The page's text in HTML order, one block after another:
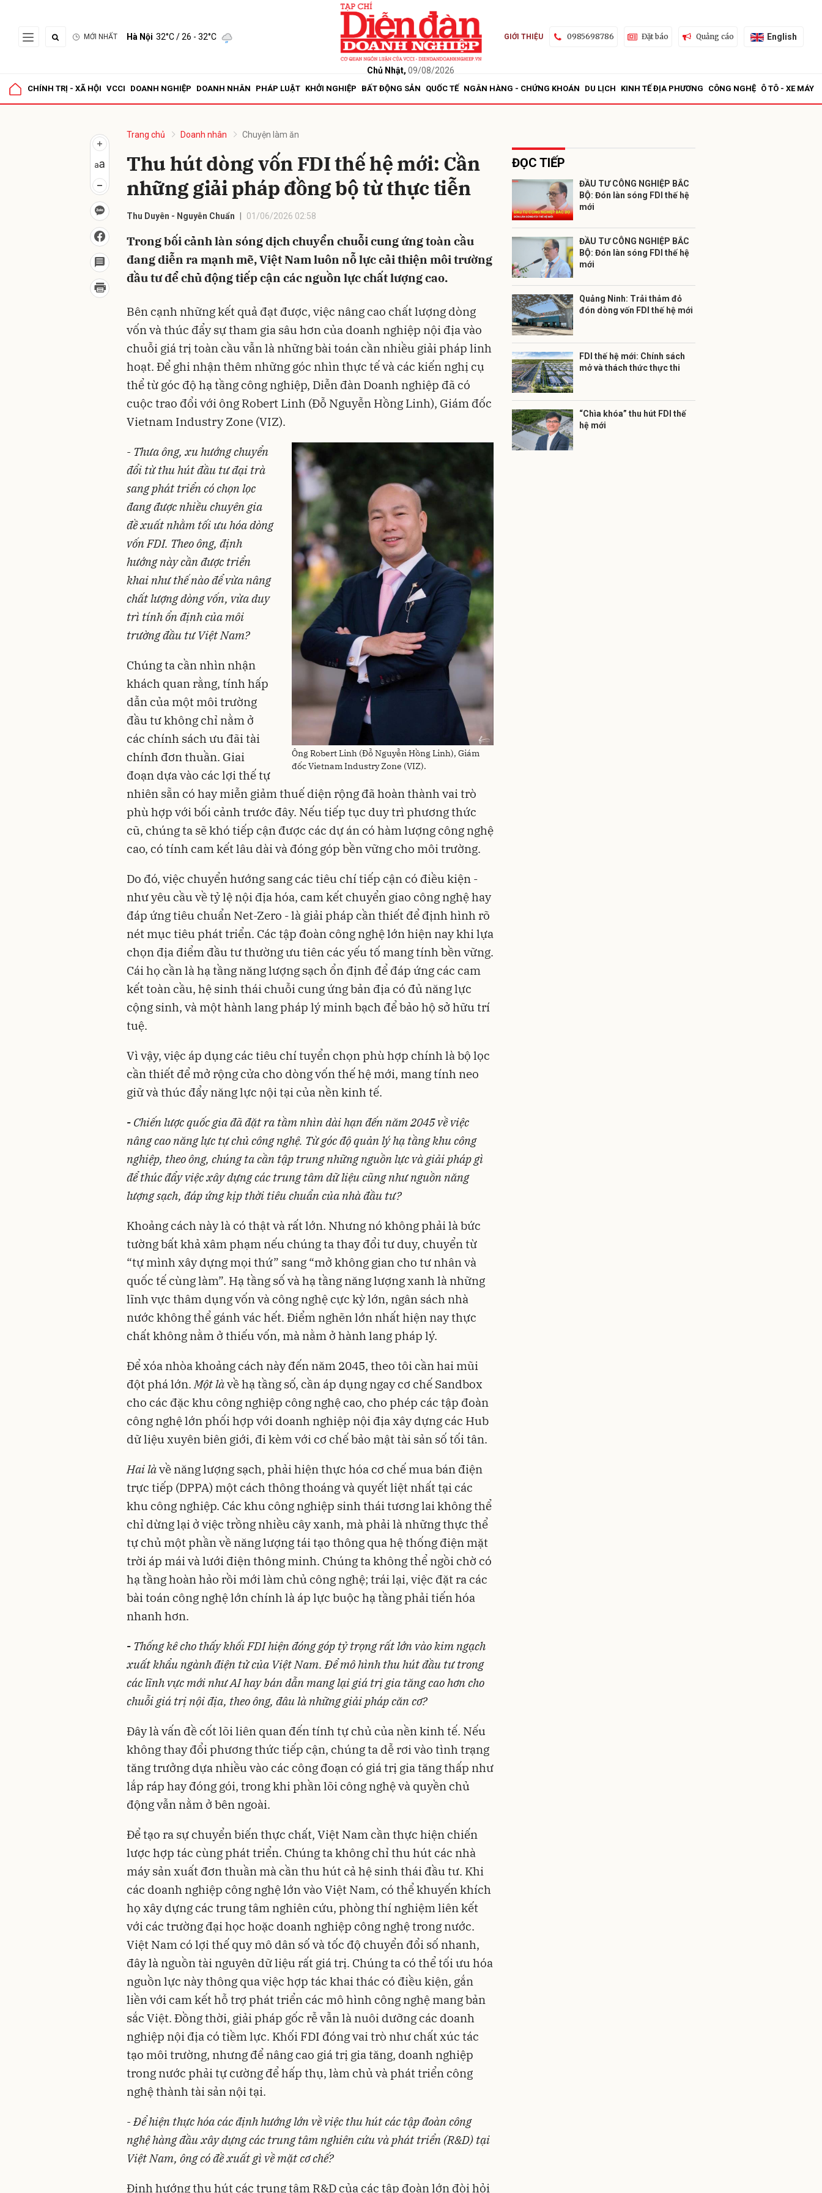
MỚI NHẤT Hà Nội 32°C/ 26 - 32°C
Chủ Nhật, 09/08/2026
GIỚI THIỆU 0985698786 Đặt báo Quảng cáo English
CHÍNH TRỊ - XÃ HỘI VCCI DOANH NGHIỆP DOANH NHÂN PHÁP LUẬT KHỞI NGHIỆP BẤT ĐỘNG SẢN QUỐC TẾ NGÂN HÀNG - CHỨNG KHOÁN DU LỊCH KINH TẾ ĐỊA PHƯƠNG CÔNG NGHỆ Ô TÔ - XE MÁY
Trang chủ Doanh nhân Chuyện làm ăn
Thu hút dòng vốn FDI thế hệ mới: Cần
những giải pháp đồng bộ từ thực tiễn
Thu Duyên - Nguyễn Chuẩn 01/06/2026 02:58
Trong bối cảnh làn sóng dịch chuyển chuỗi cung ứng toàn cầu
đang diễn ra mạnh mẽ, Việt Nam luôn nỗ lực cải thiện môi trường
đầu tư để chủ động tiếp cận các nguồn lực chất lượng cao.
Bên cạnh những kết quả đạt được, việc nâng cao chất lượng dòng
vốn và thúc đẩy sự tham gia sâu hơn của doanh nghiệp nội địa vào
chuỗi giá trị toàn cầu vẫn là những bài toán cần nhiều giải pháp linh
hoạt. Để ghi nhận thêm những góc nhìn thực tế và các kiến nghị cụ
thể từ góc độ hạ tầng công nghiệp, Diễn đàn Doanh nghiệp đã có
cuộc trao đổi với ông Robert Linh (Đỗ Nguyễn Hồng Linh), Giám đốc
Vietnam Industry Zone (VIZ).
Ông Robert Linh (Đỗ Nguyễn Hồng Linh), Giám
đốc Vietnam Industry Zone (VIZ).
- Thưa ông, xu hướng chuyển
đổi từ thu hút đầu tư đại trà
sang phát triển có chọn lọc
đang được nhiều chuyên gia
đề xuất nhằm tối ưu hóa dòng
vốn FDI. Theo ông, định
hướng này cần được triển
khai như thế nào để vừa nâng
chất lượng dòng vốn, vừa duy
trì tính ổn định của môi
trường đầu tư Việt Nam?
Chúng ta cần nhìn nhận
khách quan rằng, tính hấp
dẫn của một môi trường
đầu tư không chỉ nằm ở
các chính sách ưu đãi tài
chính đơn thuần. Giai
đoạn dựa vào các lợi thế tự
nhiên sẵn có hay miễn giảm thuế diện rộng đã hoàn thành vai trò
phù hợp với bối cảnh trước đây. Nếu tiếp tục duy trì phương thức
cũ, chúng ta sẽ khó tiếp cận được các dự án có hàm lượng công nghệ
cao, có tính cam kết lâu dài và đóng góp bền vững cho môi trường.
Do đó, việc chuyển hướng sang các tiêu chí tiếp cận có điều kiện -
như yêu cầu về tỷ lệ nội địa hóa, cam kết chuyển giao công nghệ hay
đáp ứng tiêu chuẩn Net-Zero - là giải pháp cần thiết để định hình rõ
nét mục tiêu phát triển. Các tập đoàn công nghệ lớn hiện nay khi lựa
chọn địa điểm đầu tư thường ưu tiên các yếu tố mang tính bền vững.
Cái họ cần là hạ tầng năng lượng sạch ổn định để đáp ứng các cam
kết toàn cầu, hệ sinh thái chuỗi cung ứng bản địa có đủ năng lực
cộng sinh, và một hành lang pháp lý minh bạch để bảo hộ sở hữu trí
tuệ.
Vì vậy, việc áp dụng các tiêu chí tuyển chọn phù hợp chính là bộ lọc
cần thiết để mở rộng cửa cho dòng vốn thế hệ mới, mang tính neo
giữ và thúc đẩy năng lực nội tại của nền kinh tế.
- Chiến lược quốc gia đã đặt ra tầm nhìn dài hạn đến năm 2045 về việc
nâng cao năng lực tự chủ công nghệ. Từ góc độ quản lý hạ tầng khu công
nghiệp, theo ông, chúng ta cần tập trung những nguồn lực và giải pháp gì
để thúc đẩy việc xây dựng các trung tâm dữ liệu cũng như nguồn năng
lượng sạch, đáp ứng kịp thời tiêu chuẩn của nhà đầu tư?
Khoảng cách này là có thật và rất lớn. Nhưng nó không phải là bức
tường bất khả xâm phạm nếu chúng ta thay đổi tư duy, chuyển từ
“tự mình xây dựng mọi thứ” sang “mở không gian cho tư nhân và
quốc tế cùng làm”. Hạ tầng số và hạ tầng năng lượng xanh là những
lĩnh vực thâm dụng vốn và công nghệ cực kỳ lớn, ngân sách nhà
nước không thể gánh vác hết. Điểm nghẽn lớn nhất hiện nay thực
chất không nằm ở thiếu vốn, mà nằm ở hành lang pháp lý.
Để xóa nhòa khoảng cách này đến năm 2045, theo tôi cần hai mũi
đột phá lớn. Một làvề hạ tầng số, cần áp dụng ngay cơ chế Sandbox
cho các đặc khu công nghiệp công nghệ cao, cho phép các tập đoàn
công nghệ lớn phối hợp với doanh nghiệp nội địa xây dựng các Hub
dữ liệu xuyên biên giới, đi kèm với cơ chế bảo mật tài sản số tối tân.
Hai làvề năng lượng sạch, phải hiện thực hóa cơ chế mua bán điện
trực tiếp (DPPA) một cách thông thoáng và quyết liệt nhất tại các
khu công nghiệp. Các khu công nghiệp sinh thái tương lai không thể
chỉ dừng lại ở việc trồng nhiều cây xanh, mà phải là những thực thể
tự chủ một phần về năng lượng tái tạo thông qua hệ thống điện mặt
trời áp mái và lưới điện thông minh. Chúng ta không thể ngồi chờ có
hạ tầng hoàn hảo rồi mới làm chủ công nghệ; trái lại, việc đặt ra các
bài toán công nghệ lớn chính là áp lực buộc hạ tầng phải tiến hóa
nhanh hơn.
- Thống kê cho thấy khối FDI hiện đóng góp tỷ trọng rất lớn vào kim ngạch
xuất khẩu ngành điện tử của Việt Nam. Để mô hình thu hút đầu tư trong
các lĩnh vực mới như AI hay bán dẫn mang lại giá trị gia tăng cao hơn cho
chuỗi giá trị nội địa, theo ông, đâu là những giải pháp căn cơ?
Đây là vấn đề cốt lõi liên quan đến tính tự chủ của nền kinh tế. Nếu
không thay đổi phương thức tiếp cận, chúng ta dễ rơi vào tình trạng
tăng trưởng dựa nhiều vào các công đoạn có giá trị gia tăng thấp như
lắp ráp hay đóng gói, trong khi phần lõi công nghệ và quyền chủ
động vẫn nằm ở bên ngoài.
Để tạo ra sự chuyển biến thực chất, Việt Nam cần thực hiện chiến
lược hợp tác cùng phát triển. Chúng ta không chỉ thu hút các nhà
máy sản xuất đơn thuần mà cần thu hút cả hệ sinh thái đầu tư. Khi
các doanh nghiệp công nghệ lớn vào Việt Nam, có thể khuyến khích
họ xây dựng các trung tâm nghiên cứu, phòng thí nghiệm liên kết
với các trường đại học hoặc doanh nghiệp công nghệ trong nước.
Việt Nam có lợi thế quy mô dân số và tốc độ chuyển đổi số nhanh,
đây là nguồn tài nguyên dữ liệu rất giá trị. Chúng ta có thể tối ưu hóa
nguồn lực này thông qua việc hợp tác khai thác có điều kiện, gắn
liền với cam kết hỗ trợ phát triển các mô hình công nghệ mang bản
sắc Việt. Đồng thời, giải pháp gốc rễ vẫn là nuôi dưỡng các doanh
nghiệp nội địa có tiềm lực. Khối FDI đóng vai trò như chất xúc tác
tạo môi trường, nhưng để nâng cao giá trị gia tăng, doanh nghiệp
trong nước phải tự cường để hấp thụ, làm chủ và phát triển công
nghệ thành tài sản nội tại.
- Để hiện thực hóa các định hướng lớn về việc thu hút các tập đoàn công
nghệ hàng đầu xây dựng các trung tâm nghiên cứu và phát triển (R&D) tại
Việt Nam, ông có đề xuất gì về mặt cơ chế?
Định hướng thu hút các trung tâm R&D của các tập đoàn lớn đòi hỏi
ĐỌC TIẾP
ĐẦU TƯ CÔNG NGHIỆP BẮC
BỘ: Đón làn sóng FDI thế hệ
mới
ĐẦU TƯ CÔNG NGHIỆP BẮC
BỘ: Đón làn sóng FDI thế hệ
mới
Quảng Ninh: Trải thảm đỏ
đón dòng vốn FDI thế hệ mới
FDI thế hệ mới: Chính sách
mở và thách thức thực thi
“Chìa khóa” thu hút FDI thế
hệ mới
Gửi